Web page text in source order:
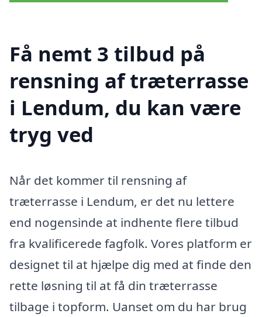
Få nemt 3 tilbud på
rensning af træterrasse
i Lendum, du kan være
tryg ved
Når det kommer til rensning af
træterrasse i Lendum, er det nu lettere
end nogensinde at indhente flere tilbud
fra kvalificerede fagfolk. Vores platform er
designet til at hjælpe dig med at finde den
rette løsning til at få din træterrasse
tilbage i topform. Uanset om du har brug